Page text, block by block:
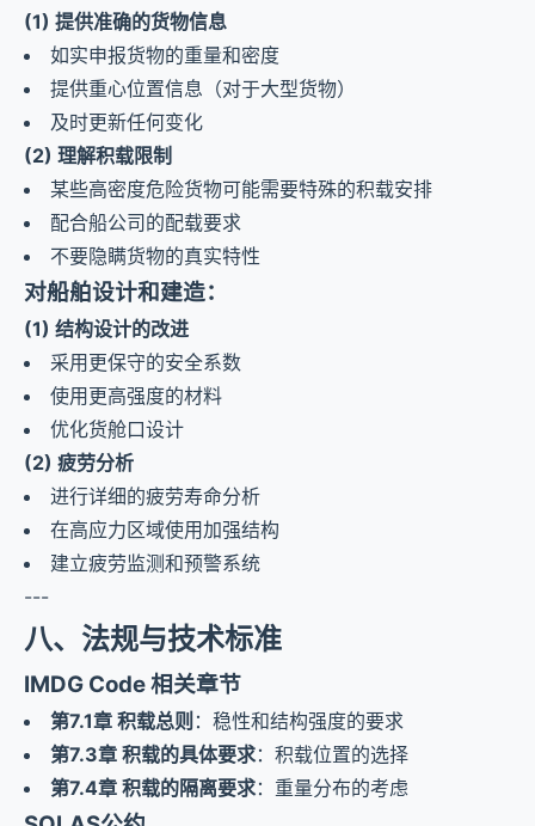
(1) 提供准确的货物信息
如实申报货物的重量和密度
提供重心位置信息（对于大型货物）
及时更新任何变化
(2) 理解积载限制
某些高密度危险货物可能需要特殊的积载安排
配合船公司的配载要求
不要隐瞒货物的真实特性
对船舶设计和建造：
(1) 结构设计的改进
采用更保守的安全系数
使用更高强度的材料
优化货舱口设计
(2) 疲劳分析
进行详细的疲劳寿命分析
在高应力区域使用加强结构
建立疲劳监测和预警系统
---
八、法规与技术标准
IMDG Code 相关章节
第7.1章 积载总则 ：稳性和结构强度的要求
第7.3章 积载的具体要求：积载位置的选择
第7.4章 积载的隔离要求：重量分布的考虑